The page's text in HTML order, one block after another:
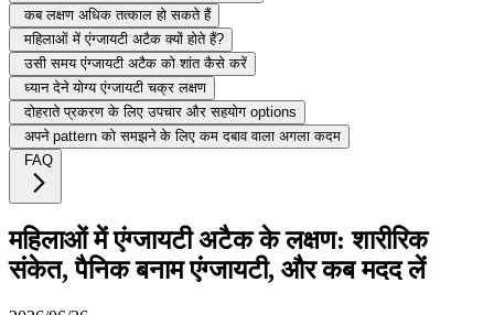
कब लक्षण अधिक तत्काल हो सकते हैं
महिलाओं में एंग्जायटी अटैक क्यों होते हैं?
उसी समय एंग्जायटी अटैक को शांत कैसे करें
ध्यान देने योग्य एंग्जायटी चक्र लक्षण
दोहराते प्रकरण के लिए उपचार और सहयोग options
अपने pattern को समझने के लिए कम दबाव वाला अगला कदम
FAQ
महिलाओं में एंग्जायटी अटैक के लक्षण: शारीरिक
संकेत, पैनिक बनाम एंग्जायटी, और कब मदद लें